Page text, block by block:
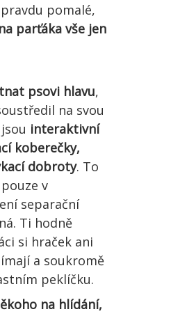
pomalé,
parťáka vše jen
psovi hlavu,
na svou
interaktivní
koberečky,
dobroty. To
v
separační
Ti hodně
si hraček ani
a soukromě
peklíčku.
na hlídání,